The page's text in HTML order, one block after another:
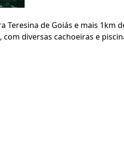
Teresina de Goiás e mais 1km
com diversas cachoeiras e